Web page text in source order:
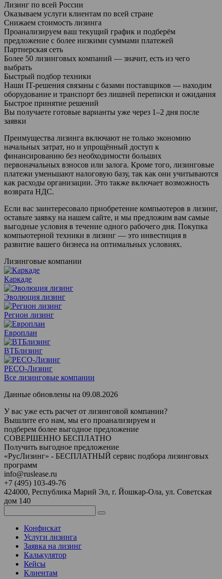
Лизинг по всей России
Оказываем услуги клиентам по всей стране
Снижаем стоимость лизинга
Проанализируем ваш текущий график и подберём
предложение с более низкими суммами платежей
Партнерская сеть
Более 50 лизинговых компаний — значит, есть из чего
выбрать
Быстрый подбор техники
Наши IT-решения связаны с базами поставщиков — находим
оборудование и транспорт без лишней переписки и ожидания
Быстрое принятие решений
Вы получаете готовые варианты уже через 1–2 дня после
заявки
Преимущества лизинга включают не только экономию
начальных затрат, но и упрощённый доступ к
финансированию без необходимости больших
первоначальных взносов или залога. Кроме того, лизинговые
платежи уменьшают налоговую базу, так как они учитываются
как расходы организации. Это также включает возможность
возврата НДС.
Если вас заинтересовало приобретение компьютеров в лизинг,
оставьте заявку на нашем сайте, и мы предложим вам самые
выгодные условия в течение одного рабочего дня. Покупка
компьютерной техники в лизинг — это инвестиция в
развитие вашего бизнеса на оптимальных условиях.
Лизинговые компании
Каркаде
Эволюция лизинг
Регион лизинг
Европлан
ВТБлизинг
РЕСО-Лизинг
Все лизинговые компании
Данные обновлены на 09.08.2026
У вас уже есть расчет от лизинговой компании?
Вышлите его нам, мы его проанализируем и
подберем более выгодное предложение
СОВЕРШЕННО БЕСПЛАТНО
Получить выгодное предложение
«РусЛизинг» - БЕСПЛАТНЫЙ сервис подбора лизинговых
программ
info@ruslease.ru
+7 (495) 103-49-76
424000, Республика Марий Эл, г. Йошкар-Ола, ул. Советская
дом 140
Конфискат
Услуги лизинга
Заявка на лизинг
Калькулятор
Кейсы
Клиентам